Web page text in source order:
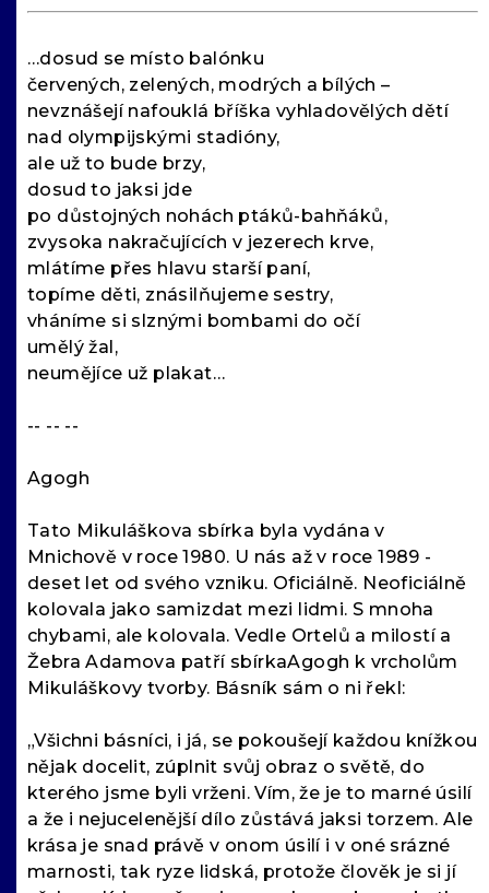
…dosud se místo balónku
červených, zelených, modrých a bílých –
nevznášejí nafouklá bříška vyhladovělých dětí
nad olympijskými stadióny,
ale už to bude brzy,
dosud to jaksi jde
po důstojných nohách ptáků-bahňáků,
zvysoka nakračujících v jezerech krve,
mlátíme přes hlavu starší paní,
topíme děti, znásilňujeme sestry,
vháníme si slznými bombami do očí
umělý žal,
neumějíce už plakat…
-- -- --
Agogh
Tato Mikuláškova sbírka byla vydána v
Mnichově v roce 1980. U nás až v roce 1989 -
deset let od svého vzniku. Oficiálně. Neoficiálně
kolovala jako samizdat mezi lidmi. S mnoha
chybami, ale kolovala. Vedle Ortelů a milostí a
Žebra Adamova patří sbírkaAgogh k vrcholům
Mikuláškovy tvorby. Básník sám o ni řekl:
„Všichni básníci, i já, se pokoušejí každou knížkou
nějak docelit, zúplnit svůj obraz o světě, do
kterého jsme byli vrženi. Vím, že je to marné úsilí
a že i nejucelenější dílo zůstává jaksi torzem. Ale
krása je snad právě v onom úsilí i v oné srázné
marnosti, tak ryze lidská, protože člověk je si jí